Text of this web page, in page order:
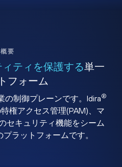
概要
ティを保護する単一
フォーム
の制御プレーンです。Idira®
権アクセス管理(PAM)、マ
セキュリティ機能をシーム
ラットフォームです。